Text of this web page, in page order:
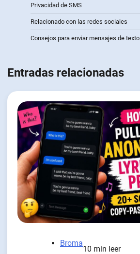
Privacidad de SMS
Relacionado con las redes sociales
Consejos para enviar mensajes de texto
Entradas relacionadas
Broma
10 min leer